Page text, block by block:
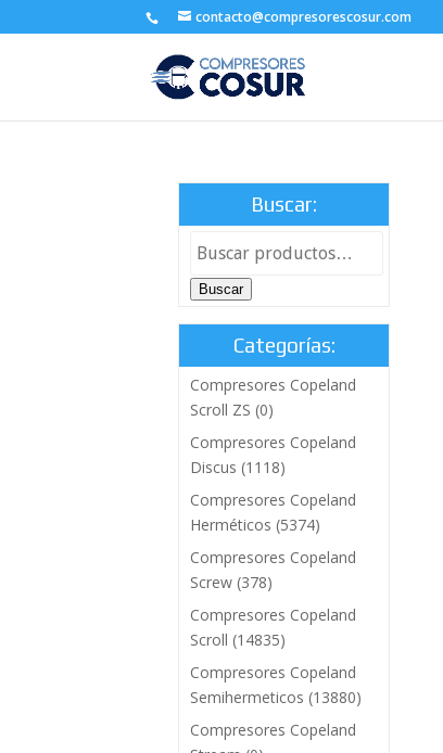
contacto@compresorescosur.com
Buscar:
Buscar
Categorías:
Compresores Copeland
Scroll ZS (0)
Compresores Copeland
Discus (1118)
Compresores Copeland
Herméticos (5374)
Compresores Copeland
Screw (378)
Compresores Copeland
Scroll (14835)
Compresores Copeland
Semihermeticos (13880)
Compresores Copeland